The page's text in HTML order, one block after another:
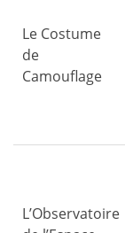
Le Costume
de
Camouflage
L’Observatoire